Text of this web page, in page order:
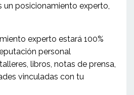
un posicionamiento experto,
experto estará 100%
personal
libros, notas de prensa,
vinculadas con tu